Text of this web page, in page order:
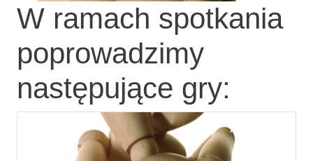
W ramach spotkania
poprowadzimy
następujące gry: